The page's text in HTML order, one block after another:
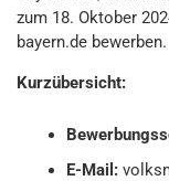
zum 18. Oktober
bayern.de bewerben.
Kurzübersicht:
E-Mail: